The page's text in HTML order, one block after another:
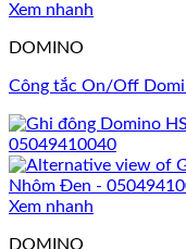
Xem nhanh
DOMINO
Công tắc On/Off
Xem nhanh
DOMINO